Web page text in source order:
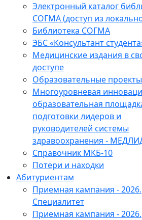
Электронный каталог
СОГМА (доступ из
Библиотека СОГМА
ЭБС «Консультант
Медицинские издания в
доступе
Образовательные проекты
Многоуровневая
образовательная
подготовки лидеров и
руководителей системы
здравоохранения -
Справочник МКБ-10
Потери и находки
Абитуриентам
Приемная кампания - 2026.
Специалитет
Приемная кампания - 2026.